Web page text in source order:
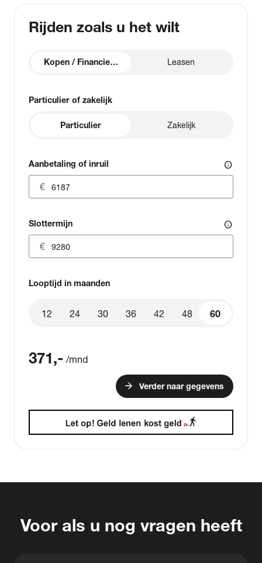
Rijden zoals u het wilt
Kopen / Financieren Leasen
Particulier of zakelijk
Particulier Zakelijk
Aanbetaling of inruil info
Slottermijn info
Looptijd in maanden
60
12 24 30 36 42 48 60
371,- /mnd
arrow_forward Verder naar gegevens
Voor als u nog vragen heeft